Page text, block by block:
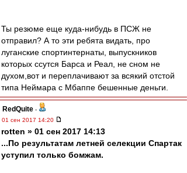
Ты резюме еще куда-нибудь в ПСЖ не
отправил? А то эти ребята видать, про
луганские спортинтернаты, выпускников
которых ссутся Барса и Реал, не сном не
духом,вот и переплачивают за всякий отстой
типа Неймара с Мбаппе бешенные деньги.
RedQuite -
01 сен 2017 14:20
rotten » 01 сен 2017 14:13
...По результатам летней селекции Спартак
уступил только бомжам.